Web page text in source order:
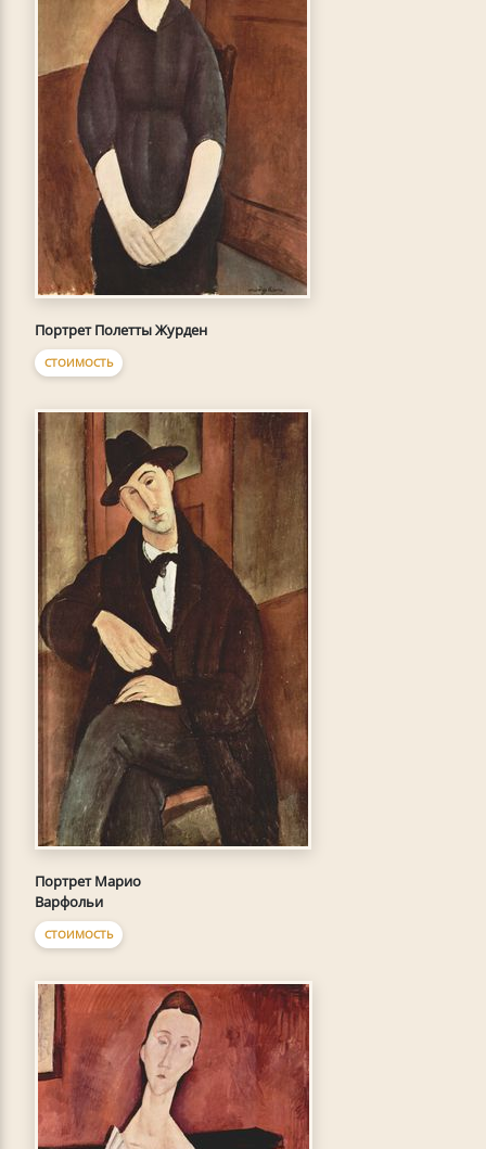
Портрет Полетты Журден
СТОИМОСТЬ
Портрет Марио
Варфольи
СТОИМОСТЬ